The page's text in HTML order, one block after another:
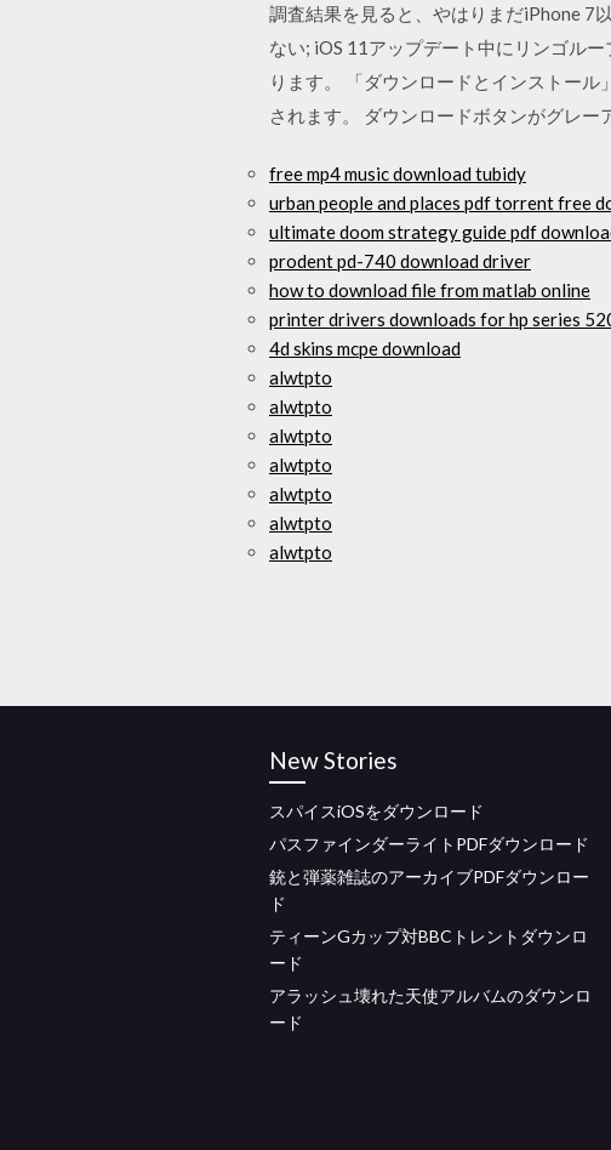
調査結果を見ると、やはりまだiPhone 7
ない; iOS 11アップデート中にリンゴル
ります。 「ダウンロードとインストー
されます。 ダウンロードボタンがグレー
free mp4 music download tubidy
urban people and places pdf torrent free
ultimate doom strategy guide pdf
prodent pd-740 download driver
how to download file from matlab online
printer drivers downloads for hp series
4d skins mcpe download
alwtpto
alwtpto
alwtpto
alwtpto
alwtpto
alwtpto
alwtpto
New Stories
スパイスiOSをダウンロード
パスファインダーライトPDFダウンロード
銃と弾薬雑誌のアーカイブPDFダウンロー
ド
ティーンGカップ対BBCトレントダウンロ
ード
アラッシュ壊れた天使アルバムのダウンロ
ード